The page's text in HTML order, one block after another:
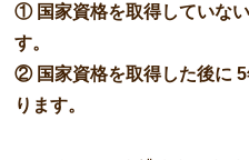
① 国家資格を取得していな
す。
② 国家資格を取得した後に
ります。